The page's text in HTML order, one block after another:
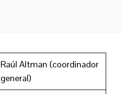
Raúl Altman (coordinador
general)